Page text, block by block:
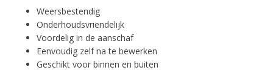
Weersbestendig
Onderhoudsvriendelijk
Voordelig in de aanschaf
Eenvoudig zelf na te bewerken
Geschikt voor binnen en buiten